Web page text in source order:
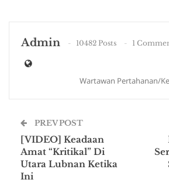
Admin 10482 Posts 1
Wartawan Pertahanan/
PREV POST
[VIDEO] Keadaan
Amat “Kritikal” Di
Utara Lubnan Ketika
Ini